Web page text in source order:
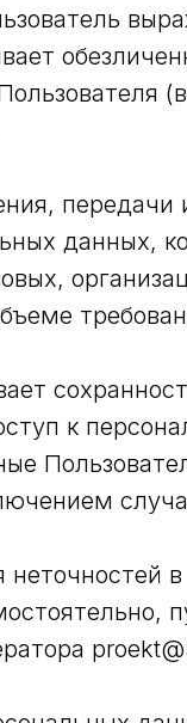
данных,
к
неточностей